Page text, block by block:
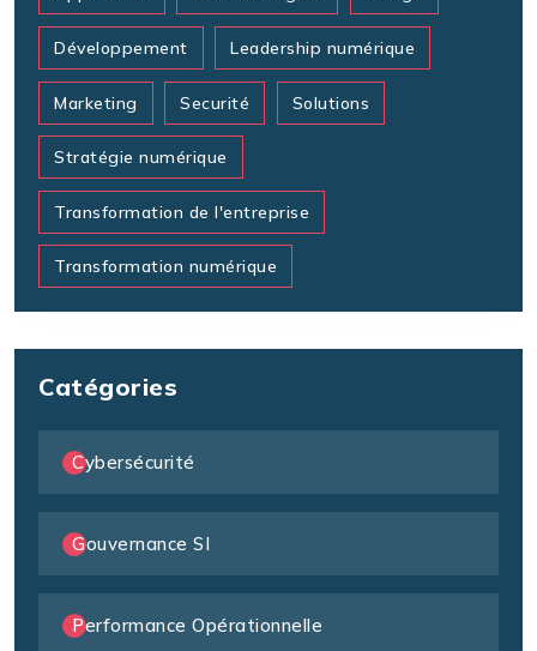
Développement Leadership numérique
Marketing Securité Solutions
Stratégie numérique
Transformation de l'entreprise
Transformation numérique
Catégories
Cybersécurité
Gouvernance SI
Performance Opérationnelle